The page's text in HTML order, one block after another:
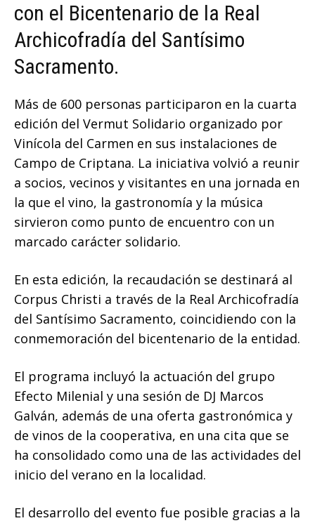
con el Bicentenario de la Real
Archicofradía del Santísimo
Sacramento.
Más de 600 personas participaron en la cuarta
edición del Vermut Solidario organizado por
Vinícola del Carmen en sus instalaciones de
Campo de Criptana. La iniciativa volvió a reunir
a socios, vecinos y visitantes en una jornada en
la que el vino, la gastronomía y la música
sirvieron como punto de encuentro con un
marcado carácter solidario.
En esta edición, la recaudación se destinará al
Corpus Christi a través de la Real Archicofradía
del Santísimo Sacramento, coincidiendo con la
conmemoración del bicentenario de la entidad.
El programa incluyó la actuación del grupo
Efecto Milenial y una sesión de DJ Marcos
Galván, además de una oferta gastronómica y
de vinos de la cooperativa, en una cita que se
ha consolidado como una de las actividades del
inicio del verano en la localidad.
El desarrollo del evento fue posible gracias a la